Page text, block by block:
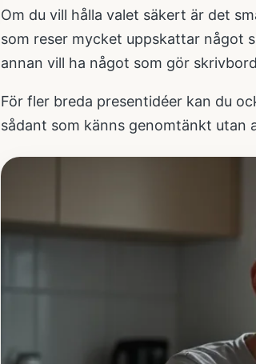
Om du vill hålla valet säkert är det
som reser mycket uppskattar något
annan vill ha något som gör
För fler breda presentidéer kan du
sådant som känns genomtänkt utan